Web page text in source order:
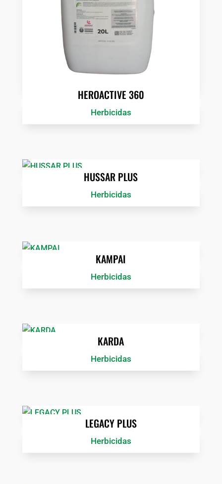
HEROACTIVE 360
Herbicidas
HUSSAR PLUS
Herbicidas
KAMPAI
Herbicidas
KARDA
Herbicidas
LEGACY PLUS
Herbicidas